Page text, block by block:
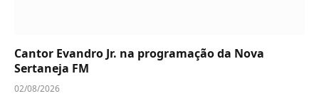
Cantor Evandro Jr. na programação da Nova
Sertaneja FM
02/08/2026